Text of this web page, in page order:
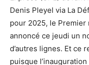
Denis Pleyel via La
pour 2025, le
annoncé ce jeudi un
d’autres lignes. Et ce
puisque